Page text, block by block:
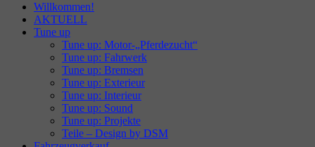
Willkommen!
AKTUELL
Tune up
Tune up: Motor-„Pferdezucht“
Tune up: Fahrwerk
Tune up: Bremsen
Tune up: Exterieur
Tune up: Interieur
Tune up: Sound
Tune up: Projekte
Teile – Design by DSM